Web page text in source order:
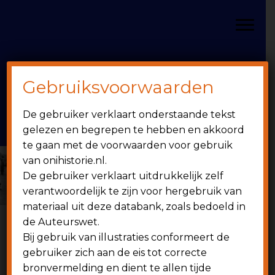
inhoud
sidebar
Rechts
onihistorie.nl
1949 - heden
6 juni 1958
Gebruiksvoorwaarden
De gebruiker verklaart onderstaande tekst
gelezen en begrepen te hebben en akkoord
te gaan met de voorwaarden voor gebruik
van onihistorie.nl.
De gebruiker verklaart uitdrukkelijk zelf
verantwoordelijk te zijn voor hergebruik van
materiaal uit deze databank, zoals bedoeld in
de Auteurswet.
Bij gebruik van illustraties conformeert de
gebruiker zich aan de eis tot correcte
bronvermelding en dient te allen tijde